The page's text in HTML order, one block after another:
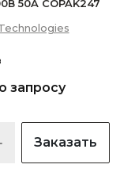
50A COPAK247
запросу
Заказать